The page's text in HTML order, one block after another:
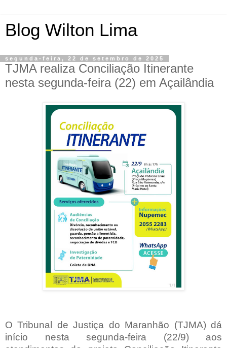
Blog Wilton Lima
segunda-feira, 22 de setembro de 2025
TJMA realiza Conciliação Itinerante
nesta segunda-feira (22) em Açailândia
O Tribunal de Justiça do Maranhão (TJMA) dá
início nesta segunda-feira (22/9) aos